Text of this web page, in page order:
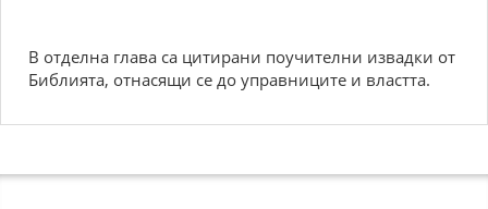
В отделна глава са цитирани поучителни извадки от
Библията, отнасящи се до управниците и властта.